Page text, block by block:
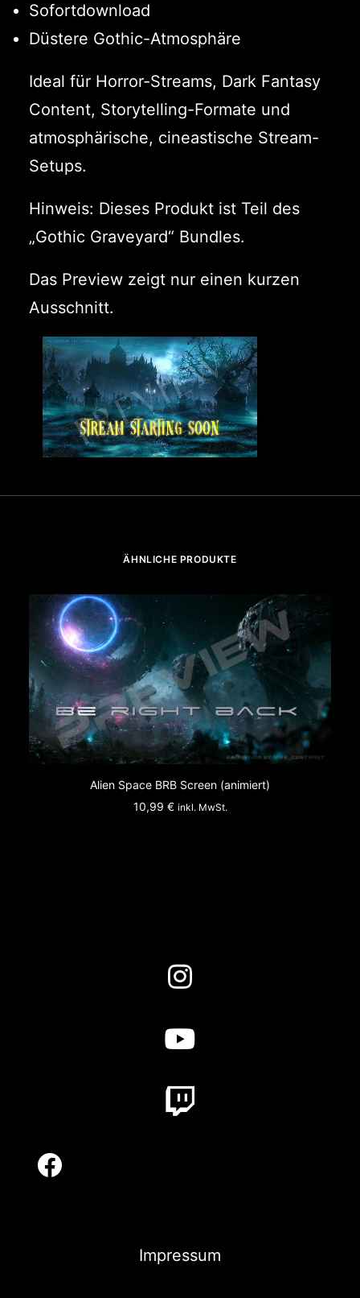
Sofortdownload
Düstere Gothic-Atmosphäre
Ideal für Horror-Streams, Dark Fantasy
Content, Storytelling-Formate und
atmosphärische, cineastische Stream-
Setups.
Hinweis: Dieses Produkt ist Teil des
„Gothic Graveyard“ Bundles.
Das Preview zeigt nur einen kurzen
Ausschnitt.
ÄHNLICHE PRODUKTE
IN DEN WARENKORB
Alien Space BRB Screen (animiert)
10,99 € inkl. MwSt.
Impressum